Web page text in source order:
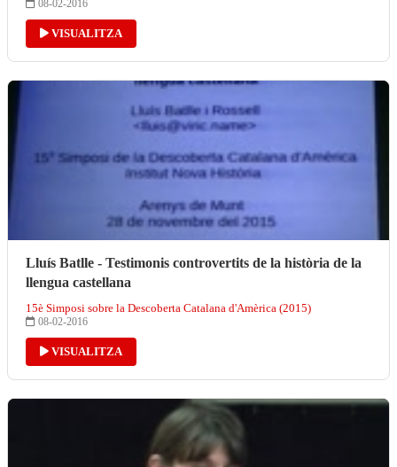
08-02-2016
VISUALITZA
Lluís Batlle - Testimonis controvertits de la història de la
llengua castellana
15è Simposi sobre la Descoberta Catalana d'Amèrica (2015)
08-02-2016
VISUALITZA